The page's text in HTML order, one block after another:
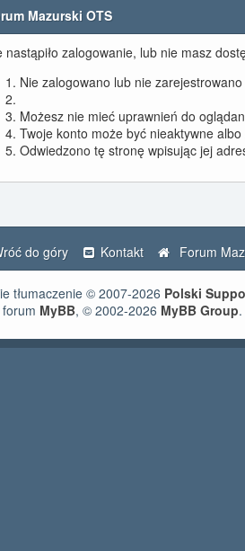
Mazurski OTS
nastąpiło zalogowanie, lub nie masz
Nie zalogowano lub nie
Możesz nie mieć uprawnień do
Twoje konto może być nieaktywne
Odwiedzono tę stronę wpisując jej
do góry Kontakt Forum
tłumaczenie © 2007-2026 Polski
MyBB, © 2002-2026 MyBB Group.